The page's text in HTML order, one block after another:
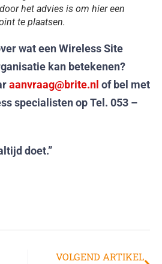
het advies is om hier een
te plaatsen.
wat een Wireless Site
kan betekenen?
aanvraag@brite.nl of bel met
specialisten op Tel. 053 –
doet.”
VOLGEND ARTIKEL